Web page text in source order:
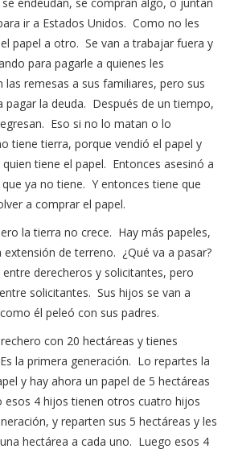
endeudan, se compran algo, o juntan
ir a Estados Unidos. Como no les
papel a otro. Se van a trabajar fuera y
para pagarle a quienes les
remesas a sus familiares, pero sus
pagar la deuda. Después de un tiempo,
Eso si no lo matan o lo
tiene tierra, porque vendió el papel y
tiene el papel. Entonces asesinó a
ya no tiene. Y entonces tiene que
a comprar el papel.
la tierra no crece. Hay más papeles,
de terreno. ¿Qué va a pasar?
derecheros y solicitantes, pero
solicitantes. Sus hijos se van a
él peleó con sus padres.
con 20 hectáreas y tienes
la primera generación. Lo repartes la
y hay ahora un papel de 5 hectáreas
esos 4 hijos tienen otros cuatro hijos
y reparten sus 5 hectáreas y les
hectárea a cada uno. Luego esos 4